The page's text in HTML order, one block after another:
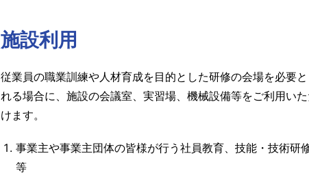
施設利用
従業員の職業訓練や人材育成を目的とした研修の会場を必要
れる場合に、施設の会議室、実習場、機械設備等をご利用い
けます。
事業主や事業主団体の皆様が行う社員教育、技能・技術研
等